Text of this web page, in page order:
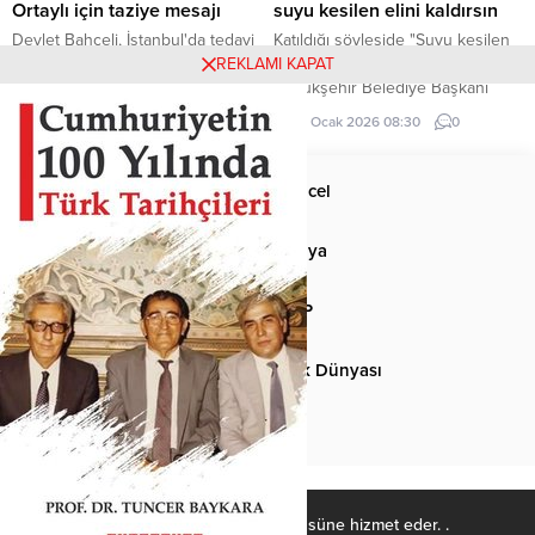
Ortaylı için taziye mesajı
Devlet Bahçeli, İstanbul'da tedavi
gördüğü hastanede hayatını
için taziye mesajı yayımladı.
14 Mart 2026 00:00 0
suyu kesilen elini kaldırsın
Katıldığı söyleşide "Suyu kesilen
elini kaldırsın" diyen Ankara
Büyükşehir Belediye Başkanı
Mansur Yavaş, gençlerin yarısının
elini kaldırması sonucu neye
29 Ocak 2026 08:30 0
Anasayfa Güncel
Siyaset Dünya
Spor MHP
Kültür-Sanat Türk Dünyası
Basından
Ülkücü Kadro, Türk-İslâm ülküsüne hizmet eder. .
REKLAMI KAPAT